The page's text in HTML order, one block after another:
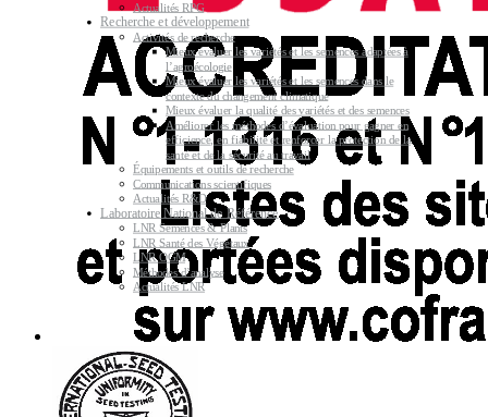
Actualités RPG
Recherche et développement
Activités de recherche
Mieux évaluer les variétés et les semences adaptées à
l’agroécologie
Mieux évaluer les variétés et les semences dans le
contexte du changement climatique
Mieux évaluer la qualité des variétés et des semences
Améliorer les méthodes d’évaluation pour gagner en
efficience, en fiabilité et renforcer la protection de la
santé et de la sécurité au travail
Équipements et outils de recherche
Communications scientifiques
Actualités R&D
Laboratoire National de Référence
LNR Semences & Plants
LNR Santé des Végétaux
LNR OGM
Méthodes d’analyse
Actualités LNR